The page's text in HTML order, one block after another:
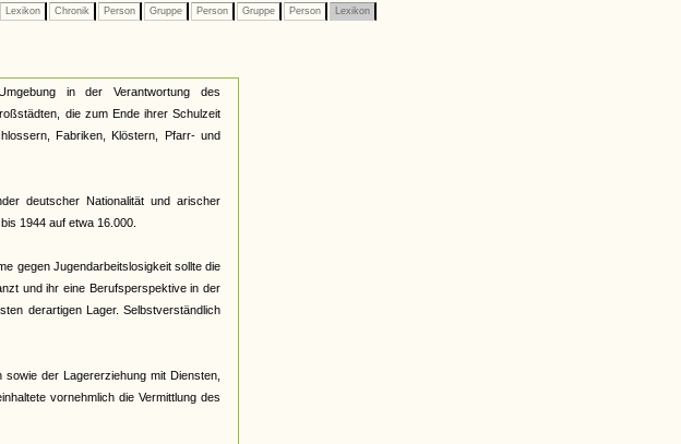
Lexikon Chronik Person Gruppe Person Gruppe Person Lexikon
in der Verantwortung des
die zum Ende ihrer Schulzeit
Fabriken, Klöstern, Pfarr- und
deutscher Nationalität und arischer
1944 auf etwa 16.000.
gegen Jugendarbeitslosigkeit sollte die
und ihr eine Berufsperspektive in der
derartigen Lager. Selbstverständlich
der Lagererziehung mit Diensten,
vornehmlich die Vermittlung des